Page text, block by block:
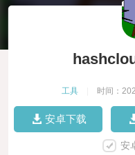
工具 时间：
安卓下载
安